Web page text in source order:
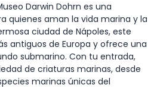
Darwin Dohrn es una
quienes aman la vida marina y la
ciudad de Nápoles, este
antiguos de Europa y ofrece una
submarino. Con tu entrada,
de criaturas marinas, desde
marinas únicas del